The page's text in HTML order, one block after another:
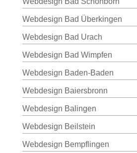
Webdesign Bad Überkingen
Webdesign Bad Urach
Webdesign Bad Wimpfen
Webdesign Baden-Baden
Webdesign Baiersbronn
Webdesign Balingen
Webdesign Beilstein
Webdesign Bempflingen